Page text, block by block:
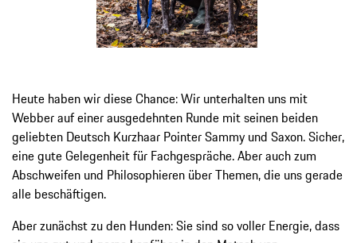
Heute haben wir diese Chance: Wir unterhalten uns mit
Webber auf einer ausgedehnten Runde mit seinen beiden
geliebten Deutsch Kurzhaar Pointer Sammy und Saxon. Sicher,
eine gute Gelegenheit für Fachgespräche. Aber auch zum
Abschweifen und Philosophieren über Themen, die uns gerade
alle beschäftigen.
Aber zunächst zu den Hunden: Sie sind so voller Energie, dass